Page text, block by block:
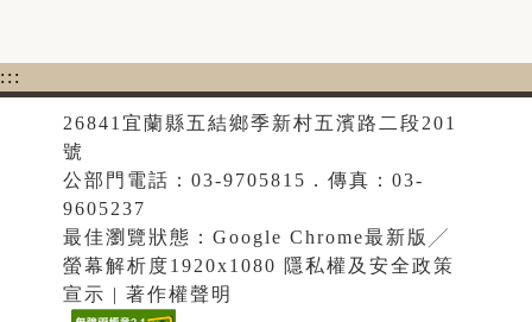
:::
26841宜蘭縣五結鄉季新村五濱路二段201
號
公部門電話：03-9705815．傳真：03-
9605237
最佳瀏覽狀態：Google Chrome最新版╱
螢幕解析度1920x1080 隱私權及安全政策
宣示 | 著作權聲明